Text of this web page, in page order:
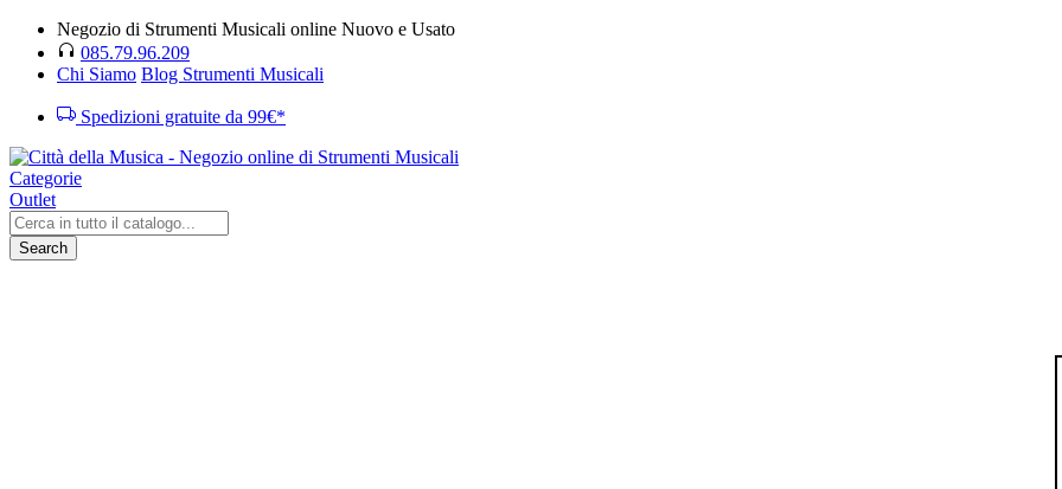
Negozio di Strumenti Musicali online Nuovo e Usato
085.79.96.209
Chi Siamo Blog Strumenti Musicali
Spedizioni gratuite da 99€*
Categorie
Outlet
Search